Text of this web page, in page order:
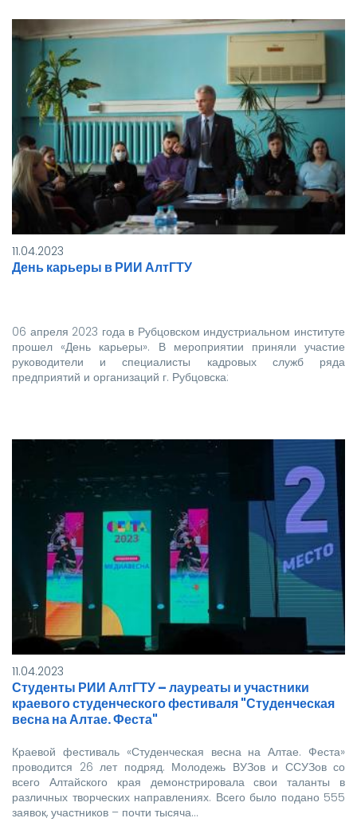
11.04.2023
День карьеры в РИИ АлтГТУ
06 апреля 2023 года в Рубцовском индустриальном институте
прошел «День карьеры». В мероприятии приняли участие
руководители и специалисты кадровых служб ряда
предприятий и организаций г. Рубцовска:
11.04.2023
Студенты РИИ АлтГТУ – лауреаты и участники
краевого студенческого фестиваля "Студенческая
весна на Алтае. Феста"
Краевой фестиваль «Студенческая весна на Алтае. Феста»
проводится 26 лет подряд. Молодежь ВУЗов и ССУЗов со
всего Алтайского края демонстрировала свои таланты в
различных творческих направлениях. Всего было подано 555
заявок, участников – почти тысяча…